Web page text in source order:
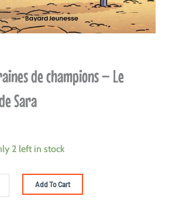
de champions – Le
Sara
2 left in stock
Add To Cart